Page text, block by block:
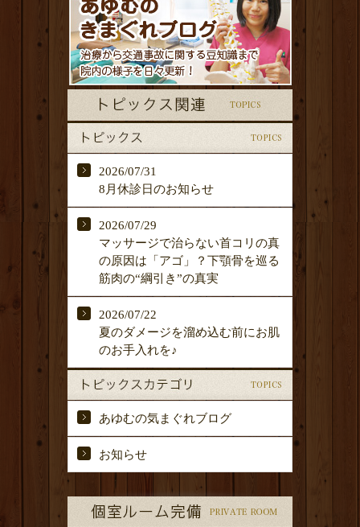
2026/07/31
8月休診日のお知らせ
2026/07/29
マッサージで治らない首コリの真
の原因は「アゴ」？下顎骨を巡る
筋肉の“綱引き”の真実
2026/07/22
夏のダメージを溜め込む前にお肌
のお手入れを♪
あゆむの気まぐれブログ
お知らせ